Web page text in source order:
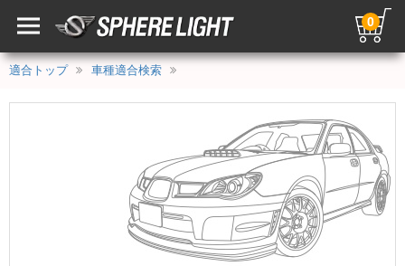
0
適合トップ 車種適合検索